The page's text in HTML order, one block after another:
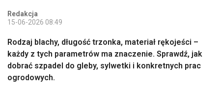
Redakcja
15-06-2026 08:49
Rodzaj blachy, długość trzonka, materiał rękojeści –
każdy z tych parametrów ma znaczenie. Sprawdź, jak
dobrać szpadel do gleby, sylwetki i konkretnych prac
ogrodowych.